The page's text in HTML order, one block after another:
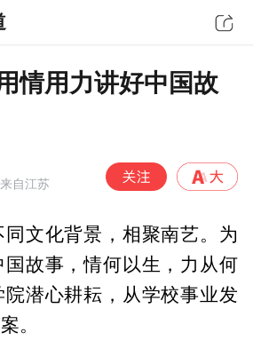
情用力讲好中国故
来自江苏
同文化背景，相聚南艺。为
故事，情何以生，力从何
潜心耕耘，从学校事业发
。